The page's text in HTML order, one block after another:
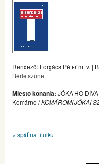
Rendező: Forgács Péter m. v. |
Bérletszünet
Miesto konania: JÓKAIHO
Komárno /KOMÁROMI JÓKAI
« späť na titulku